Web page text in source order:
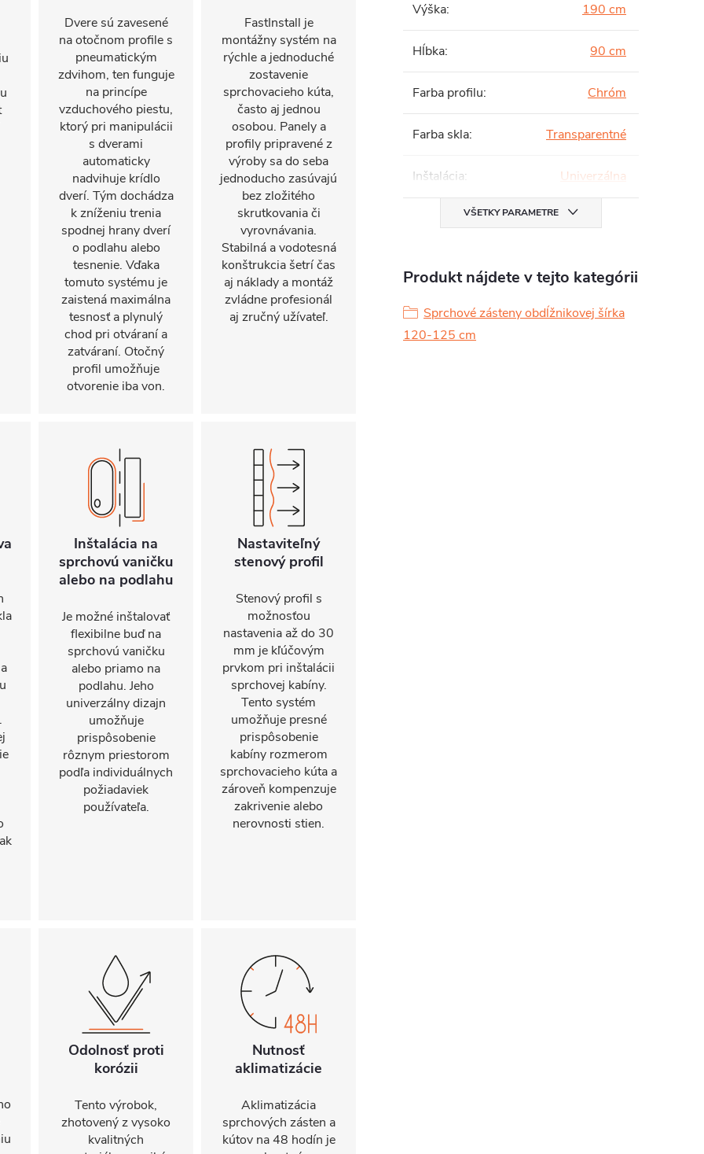
Dvere sú zavesené
na otočnom profile s
pneumatickým
zdvihom, ten funguje
na princípe
vzduchového piestu,
ktorý pri manipulácii
s dverami
automaticky
nadvihuje krídlo
dverí. Tým dochádza
k zníženiu trenia
spodnej hrany dverí
o podlahu alebo
tesnenie. Vďaka
tomuto systému je
zaistená maximálna
tesnosť a plynulý
chod pri otváraní a
zatváraní. Otočný
profil umožňuje
otvorenie iba von.
FastInstall je
montážny systém na
rýchle a jednoduché
zostavenie
sprchovacieho kúta,
často aj jednou
osobou. Panely a
profily pripravené z
výroby sa do seba
jednoducho zasúvajú
bez zložitého
skrutkovania či
vyrovnávania.
Stabilná a vodotesná
konštrukcia šetrí čas
aj náklady a montáž
zvládne profesionál
aj zručný užívateľ.
Inštalácia na
sprchovú vaničku
alebo na podlahu
Je možné inštalovať
flexibilne buď na
sprchovú vaničku
alebo priamo na
podlahu. Jeho
univerzálny dizajn
umožňuje
prispôsobenie
rôznym priestorom
podľa individuálnych
požiadaviek
používateľa.
Nastaviteľný
stenový profil
Stenový profil s
možnosťou
nastavenia až do 30
mm je kľúčovým
prvkom pri inštalácii
sprchovej kabíny.
Tento systém
umožňuje presné
prispôsobenie
kabíny rozmerom
sprchovacieho kúta a
zároveň kompenzuje
zakrivenie alebo
nerovnosti stien.
Odolnosť proti
korózii
Tento výrobok,
zhotovený z vysoko
kvalitných
Nutnosť
aklimatizácie
Aklimatizácia
sprchových zásten a
kútov na 48 hodín je
Výška: 190 cm
Hĺbka: 90 cm
Farba profilu: Chróm
Farba skla: Transparentné
Inštalácia: Univerzálna
VŠETKY PARAMETRE
Produkt nájdete v tejto kategórii
Sprchové zásteny obdĺžnikovej šírka
120-125 cm